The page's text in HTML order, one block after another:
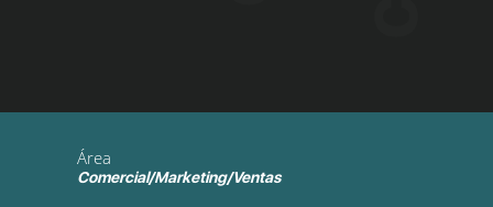
Área
Comercial/Marketing/Ventas